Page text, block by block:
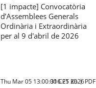
[1 impacte] Convocatòria
d’Assemblees Generals
Ordinària i Extraordinària
per al 9 d'abril de 2026
Thu Mar 05 13:00:00 CET 2026
316.25 Kb PDF